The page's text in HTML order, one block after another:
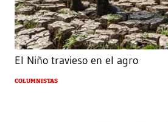
El Niño travieso en el agro
COLUMNISTAS